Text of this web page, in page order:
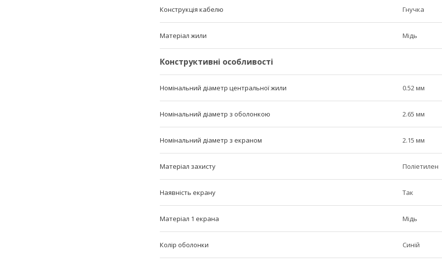
Конструкція кабелю Гнучка
Матеріал жили Мідь
Конструктивні особливості
Номінальний діаметр центральної жили 0.52 мм
Номінальний діаметр з оболонкою 2.65 мм
Номінальний діаметр з екраном 2.15 мм
Матеріал захисту Поліетилен
Наявність екрану Так
Матеріал 1 екрана Мідь
Колір оболонки Синій